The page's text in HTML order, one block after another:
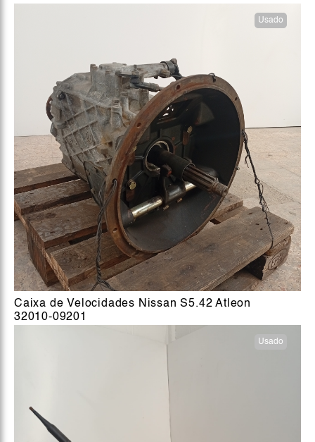
Usado
Caixa de Velocidades Nissan S5.42 Atleon
32010-09201
Usado